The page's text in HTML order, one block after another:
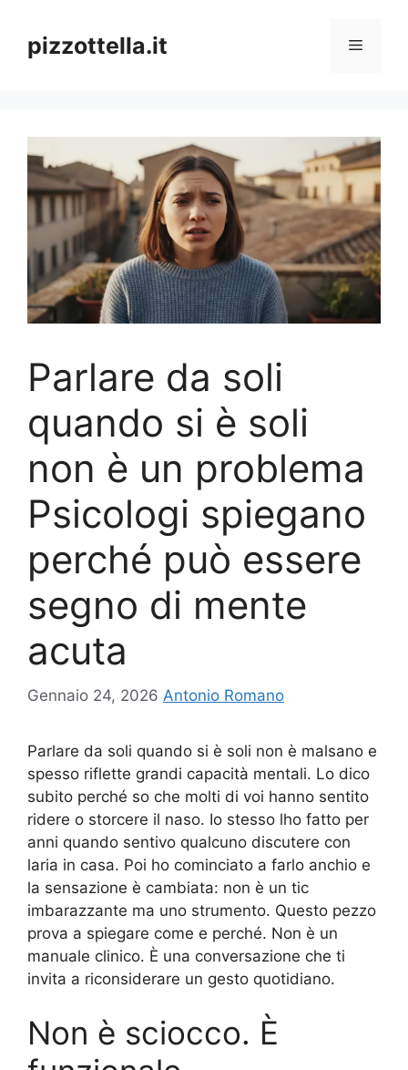
contenuto
pizzottella.it Menu
Parlare da soli
quando si è soli
non è un problema
Psicologi spiegano
perché può essere
segno di mente
acuta
Gennaio 24, 2026 Antonio Romano
Parlare da soli quando si è soli non è malsano e
spesso riflette grandi capacità mentali. Lo dico
subito perché so che molti di voi hanno sentito
ridere o storcere il naso. Io stesso lho fatto per
anni quando sentivo qualcuno discutere con
laria in casa. Poi ho cominciato a farlo anchio e
la sensazione è cambiata: non è un tic
imbarazzante ma uno strumento. Questo pezzo
prova a spiegare come e perché. Non è un
manuale clinico. È una conversazione che ti
invita a riconsiderare un gesto quotidiano.
Non è sciocco. È